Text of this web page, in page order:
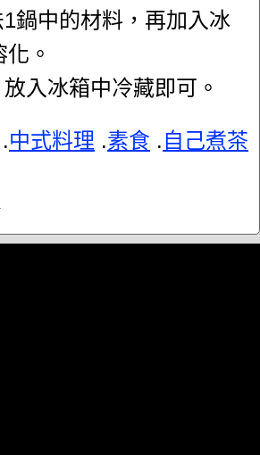
鍋中的材料，再加入冰
。
入冰箱中冷藏即可。
.中式料理 .素食 . 自己煮茶